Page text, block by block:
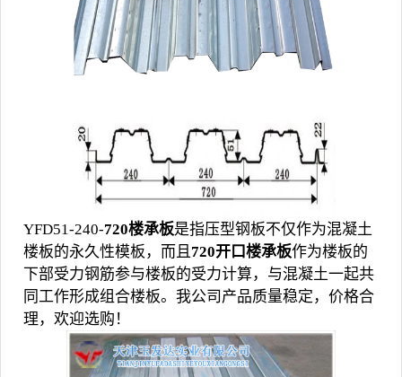
YFD51-240-720楼承板是指压型钢板不仅作为混凝土
楼板的永久性模板，而且720开口楼承板作为楼板的
下部受力钢筋参与楼板的受力计算，与混凝土一起共
同工作形成组合楼板。我公司产品质量稳定，价格合
理，欢迎选购！